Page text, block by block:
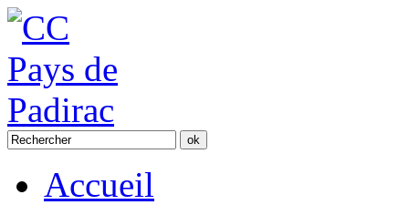
Accueil